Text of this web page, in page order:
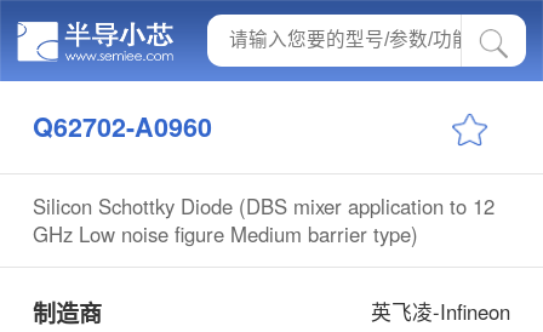
Q62702-A0960
Silicon Schottky Diode (DBS mixer application to 12
GHz Low noise figure Medium barrier type)
制造商 英飞凌-Infineon